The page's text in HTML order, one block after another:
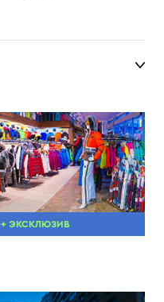
+ ЭКСКЛЮЗИВ